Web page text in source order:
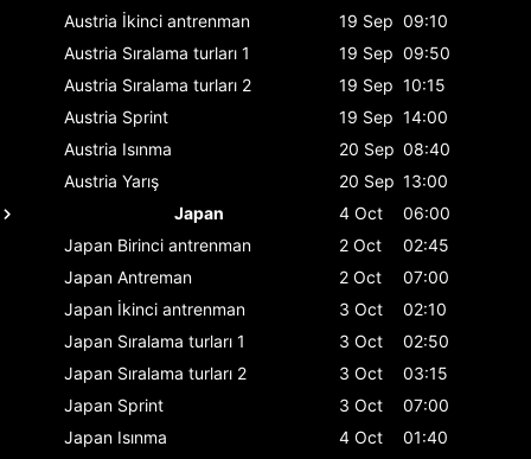
Austria İkinci antrenman 19 Sep 09:10
Austria Sıralama turları 1 19 Sep 09:50
Austria Sıralama turları 2 19 Sep 10:15
Austria Sprint 19 Sep 14:00
Austria Isınma 20 Sep 08:40
Austria Yarış 20 Sep 13:00
Japan
4 Oct
06:00
Japan Birinci antrenman 2 Oct
02:45
Japan Antreman 2 Oct
07:00
Japan İkinci antrenman 3 Oct
02:10
Japan Sıralama turları 1 3 Oct
02:50
Japan Sıralama turları 2 3 Oct
03:15
Japan Sprint 3 Oct
07:00
Japan Isınma 4 Oct
01:40